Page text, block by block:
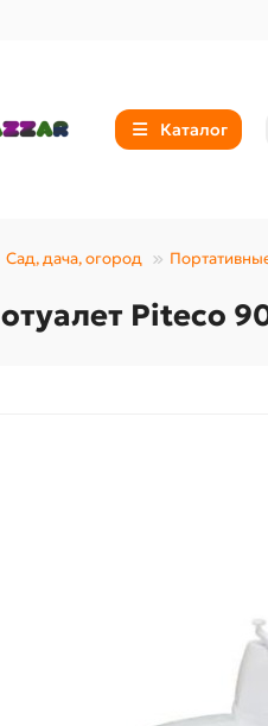
Каталог
Сад, дача, огород
Piteco